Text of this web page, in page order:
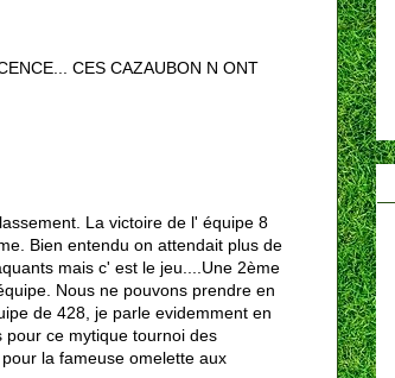
CES CAZAUBON N ONT
La victoire de l' équipe 8
Bien entendu on attendait plus de
mais c' est le jeu....Une 2ème
Nous ne pouvons prendre en
de 428, je parle evidemment en
pour ce mytique tournoi des
la fameuse omelette aux